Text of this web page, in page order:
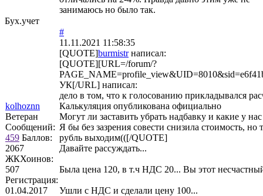
занимаюсь но было так.
Бух.учет
kolhoznn
Ветеран
Сообщений:
459 Баллов:
2067
ЖКХоинов:
507
Регистрация:
01.04.2017
#
11.11.2021 11:58:35
[QUOTE]burmistrнаписал:
[QUOTE][URL=/forum/?
УК[/URL] написал:
дело в том, что к голосованию прикладывался
Калькуляция опубликована официально
Могут ли заставить убрать надбавку и какие у
Я бы без зазрения совести снизила стоимость, но
рубль выходим(([/QUOTE]
Давайте рассуждать...
Была цена 120, в т.ч НДС 20... Вы этот
Ушли с НДС и сделали цену 100...